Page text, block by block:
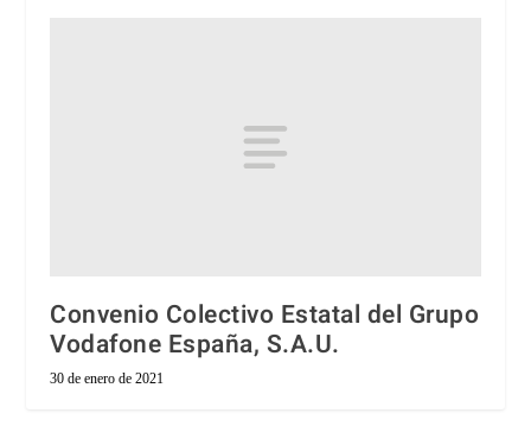
Convenio Colectivo Estatal del Grupo
Vodafone España, S.A.U.
30 de enero de 2021